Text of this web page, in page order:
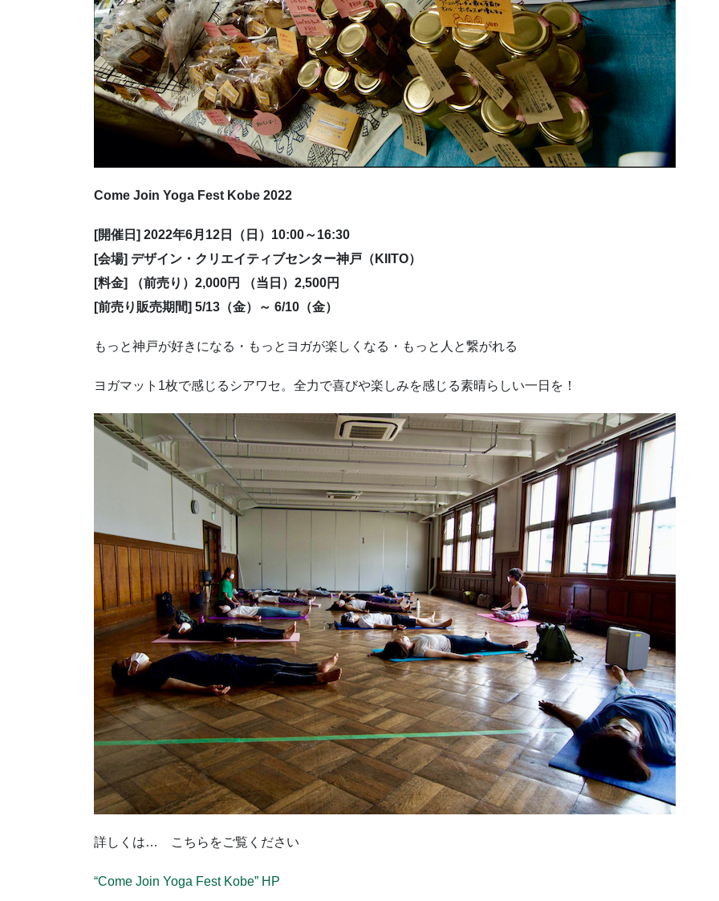
Come Join Yoga Fest Kobe 2022
[開催日] 2022年6月12日（日）10:00～16:30
[会場] デザイン・クリエイティブセンター神戸（KIITO）
[料金] （前売り）2,000円 （当日）2,500円
[前売り販売期間] 5/13（金）～ 6/10（金）
もっと神戸が好きになる・もっとヨガが楽しくなる・もっと人と繋がれる
ヨガマット1枚で感じるシアワセ。全力で喜びや楽しみを感じる素晴らしい一日を！
詳しくは… こちらをご覧ください
“Come Join Yoga Fest Kobe” HP